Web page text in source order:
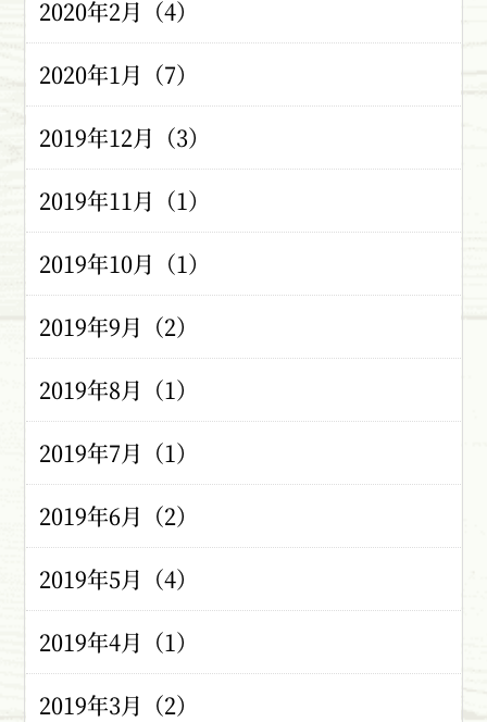
2020年2月（4）
2020年1月（7）
2019年12月（3）
2019年11月（1）
2019年10月（1）
2019年9月（2）
2019年8月（1）
2019年7月（1）
2019年6月（2）
2019年5月（4）
2019年4月（1）
2019年3月（2）